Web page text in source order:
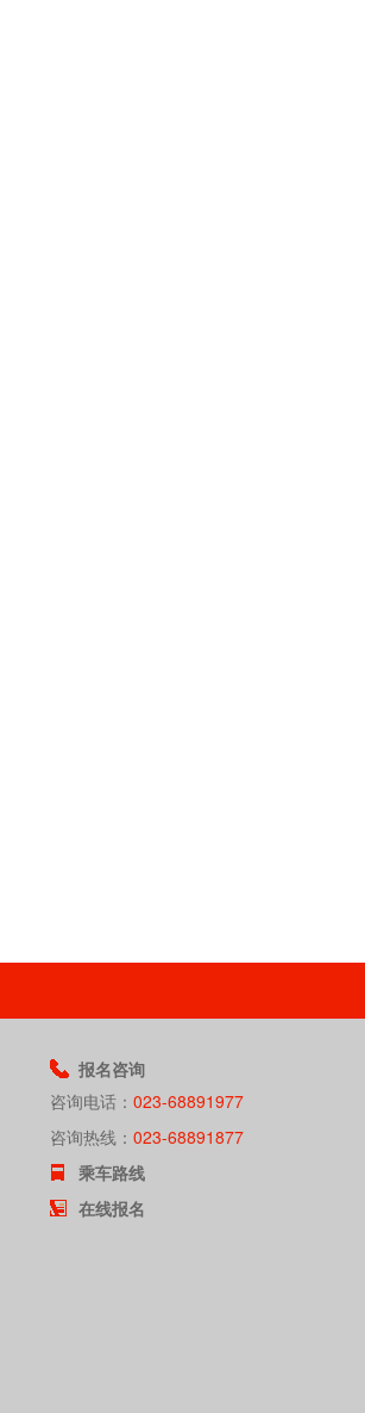
报名咨询
咨询电话： 023-68891977
咨询热线： 023-68891877
乘车路线
在线报名